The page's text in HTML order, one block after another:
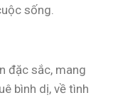
sống.
đặc sắc, mang
bình dị, về tình